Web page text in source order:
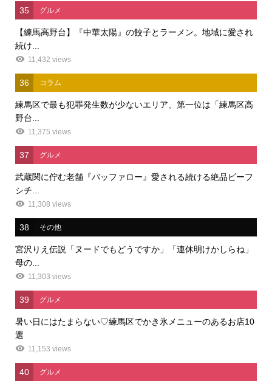
35 グルメ
【練馬高野台】『中華太陽』の餃子とラーメン。地域に愛され
続け...
11,432 views
36 コラム
練馬区で最も犯罪発生数が少ないエリア、第一位は「練馬区高
野台...
11,375 views
37 グルメ
武蔵関に佇む老舗『バッファロー』愛される続ける絶品ビーフ
シチ...
11,308 views
38 その他
宮沢りえ伝説「ヌードでもどうですか」「連休明けかしらね」
母の...
11,303 views
39 グルメ
暑い日にはたまらない♡練馬区でかき氷メニューのあるお店10
選
11,153 views
40 グルメ